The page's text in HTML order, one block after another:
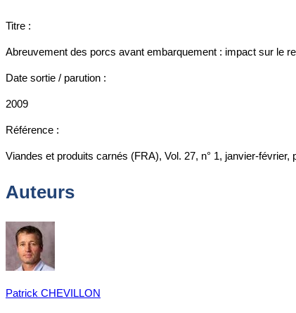
Titre :
Abreuvement des porcs avant embarquement : impact sur le
Date sortie / parution :
2009
Référence :
Viandes et produits carnés (FRA), Vol. 27, n° 1, janvier-février,
Auteurs
Patrick CHEVILLON